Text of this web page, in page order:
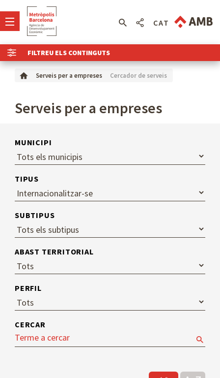
FILTREU ELS CONTINGUTS
CAT
Serveis per a empreses Cercador de serveis
Serveis per a empreses
MUNICIPI
TIPUS
SUBTIPUS
ABAST TERRITORIAL
PERFIL
CERCAR